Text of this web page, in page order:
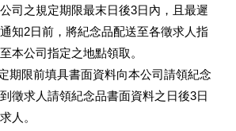
司之規定期限最末日後3日內，且最遲
知2日前，將紀念品配送至各徵求人指
本公司指定之地點領取。
期限前填具書面資料向本公司請領紀念
徵求人請領紀念品書面資料之日後3日
人。